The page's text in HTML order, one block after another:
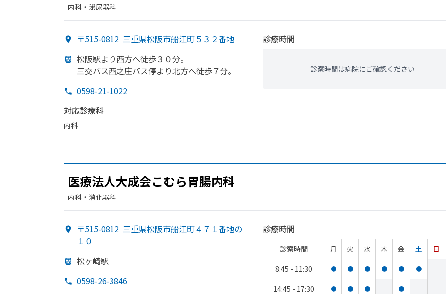
内科・​泌尿器科
〒515-0812 三重県松阪市船江町５３２番地
松阪駅より西方へ徒歩３０分。
三交バス西之庄バス停より北方へ徒歩７分。
0598-21-1022
対応診療科
内科
診療時間
診察時間は病院にご確認ください
医療法人大成会こむら胃腸内科
内科・​消化器科
〒515-0812 三重県松阪市船江町４７１番地の
１０
松ヶ崎駅
0598-26-3846
診療時間
診察時間 月 火 水 木 金 土
日
8:45 - 11:30
● ● ● ● ● ●
14:45 - 17:30 ● ● ● ●